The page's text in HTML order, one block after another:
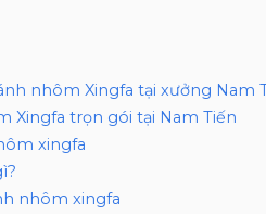
nhôm Xingfa tại xưởng Nam
Xingfa trọn gói tại Nam Tiến
xingfa
nhôm xingfa